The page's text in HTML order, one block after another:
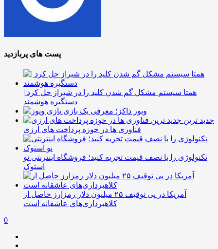
پست های پربازدید
همتا سیستم مشکل گم شدن کلید را در شیراز حل کرد |
دستگیره هوشمند
ویوز داکز؛ معرفی یک بازی
جدید ترین
فناوری ها در حوزه پرداخت های ارزی
تکنولوژی را با نصف قیمت تجربه کنید؛ فروشگاه اینترنتی نو
استوک
آمریکا در پی توقیف ۲۵ میلیون دلار رمزارز حاصل از
کلاهبرداری‌های عاشقانه است
0